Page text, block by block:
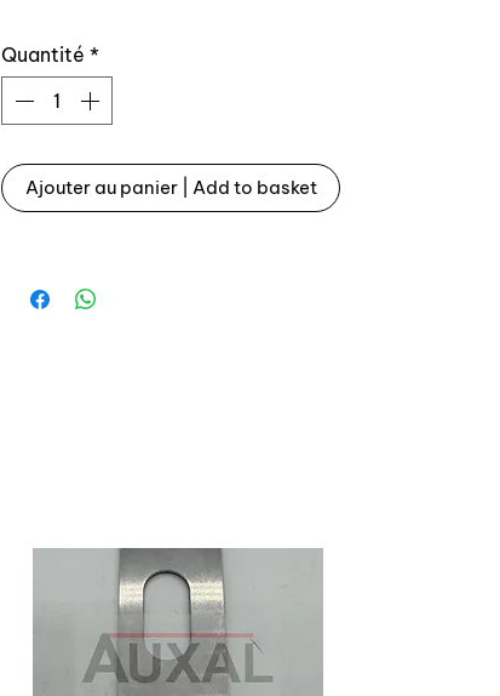
660234 660223, côté gauche
Montage en lieu et place de l’origine
Windows regulator mechanism for
Peugeot 205 include GTI
660234 6602 23, left side
Quantité *
Ajouter au panier | Add to basket